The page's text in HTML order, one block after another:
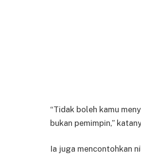
“Tidak boleh kamu
bukan pemimpin,”
Ia juga mencontohkan